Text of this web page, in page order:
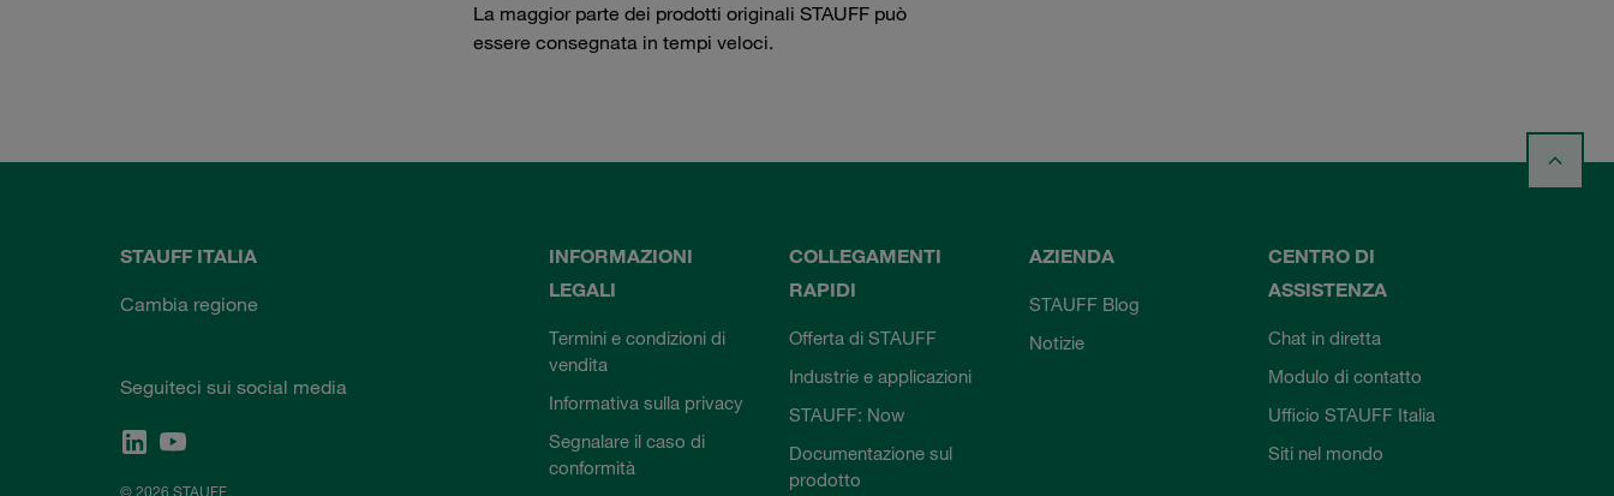
La maggior parte dei prodotti originali STAUFF può
essere consegnata in tempi veloci.
STAUFF ITALIA
Cambia regione
Seguiteci sui social media
© 2026 STAUFF
INFORMAZIONI
LEGALI
Termini e condizioni di
vendita
Informativa sulla privacy
Segnalare il caso di
conformità
COLLEGAMENTI
RAPIDI
Offerta di STAUFF
Industrie e applicazioni
STAUFF: Now
Documentazione sul
prodotto
AZIENDA
STAUFF Blog
Notizie
CENTRO DI
ASSISTENZA
Chat in diretta
Modulo di contatto
Ufficio STAUFF Italia
Siti nel mondo